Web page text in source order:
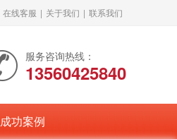
在线客服 | 关于我们 | 联系我们
服务咨询热线：
13560425840
成功案例